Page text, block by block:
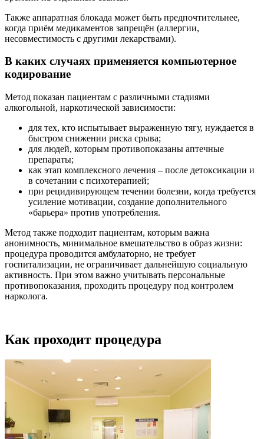
Также аппаратная блокада может быть предпочтительнее,
когда приём медикаментов запрещён (аллергии,
несовместимость с другими лекарствами).
В каких случаях применяется компьютерное
кодирование
Метод показан пациентам с различными стадиями
алкогольной, наркотической зависимости:
для тех, кто испытывает выраженную тягу, нуждается в
быстром снижении риска срыва;
для людей, которым противопоказаны аптечные
препараты;
как этап комплексного лечения – после детоксикации и
в сочетании с психотерапией;
при рецидивирующем течении болезни, когда требуется
усиление мотивации, создание дополнительного
«барьера» против употребления.
Метод также подходит пациентам, которым важна
анонимность, минимальное вмешательство в образ жизни:
процедура проводится амбулаторно, не требует
госпитализации, не ограничивает дальнейшую социальную
активность. При этом важно учитывать персональные
противопоказания, проходить процедуру под контролем
нарколога.
Как проходит процедура